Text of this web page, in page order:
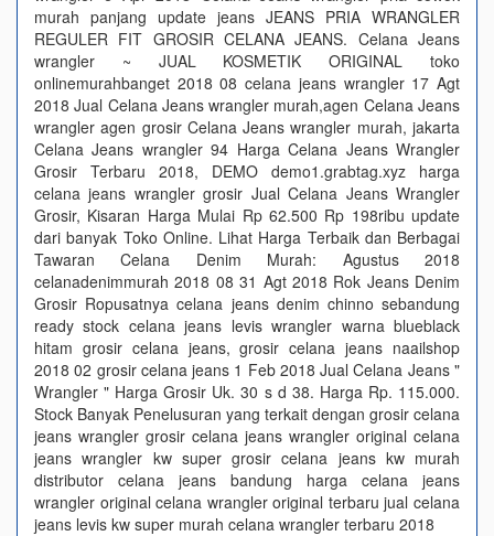
murah panjang update jeans JEANS PRIA WRANGLER
REGULER FIT GROSIR CELANA JEANS. Celana Jeans
wrangler ~ JUAL KOSMETIK ORIGINAL toko
onlinemurahbanget 2018 08 celana jeans wrangler 17 Agt
2018 Jual Celana Jeans wrangler murah,agen Celana Jeans
wrangler agen grosir Celana Jeans wrangler murah, jakarta
Celana Jeans wrangler 94 Harga Celana Jeans Wrangler
Grosir Terbaru 2018, DEMO demo1.grabtag.xyz harga
celana jeans wrangler grosir Jual Celana Jeans Wrangler
Grosir, Kisaran Harga Mulai Rp 62.500 Rp 198ribu update
dari banyak Toko Online. Lihat Harga Terbaik dan Berbagai
Tawaran Celana Denim Murah: Agustus 2018
celanadenimmurah 2018 08 31 Agt 2018 Rok Jeans Denim
Grosir Ropusatnya celana jeans denim chinno sebandung
ready stock celana jeans levis wrangler warna blueblack
hitam grosir celana jeans, grosir celana jeans naailshop
2018 02 grosir celana jeans 1 Feb 2018 Jual Celana Jeans "
Wrangler " Harga Grosir Uk. 30 s d 38. Harga Rp. 115.000.
Stock Banyak Penelusuran yang terkait dengan grosir celana
jeans wrangler grosir celana jeans wrangler original celana
jeans wrangler kw super grosir celana jeans kw murah
distributor celana jeans bandung harga celana jeans
wrangler original celana wrangler original terbaru jual celana
jeans levis kw super murah celana wrangler terbaru 2018